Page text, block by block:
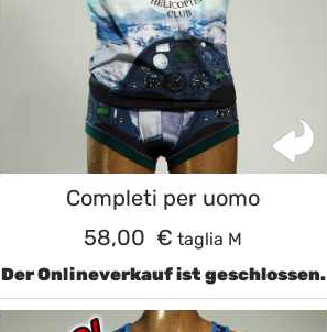
Completi per uomo
58,00 € taglia M
Der Onlineverkauf ist geschlossen.